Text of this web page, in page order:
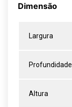
Dimensão
Largura
Profundidade
Altura